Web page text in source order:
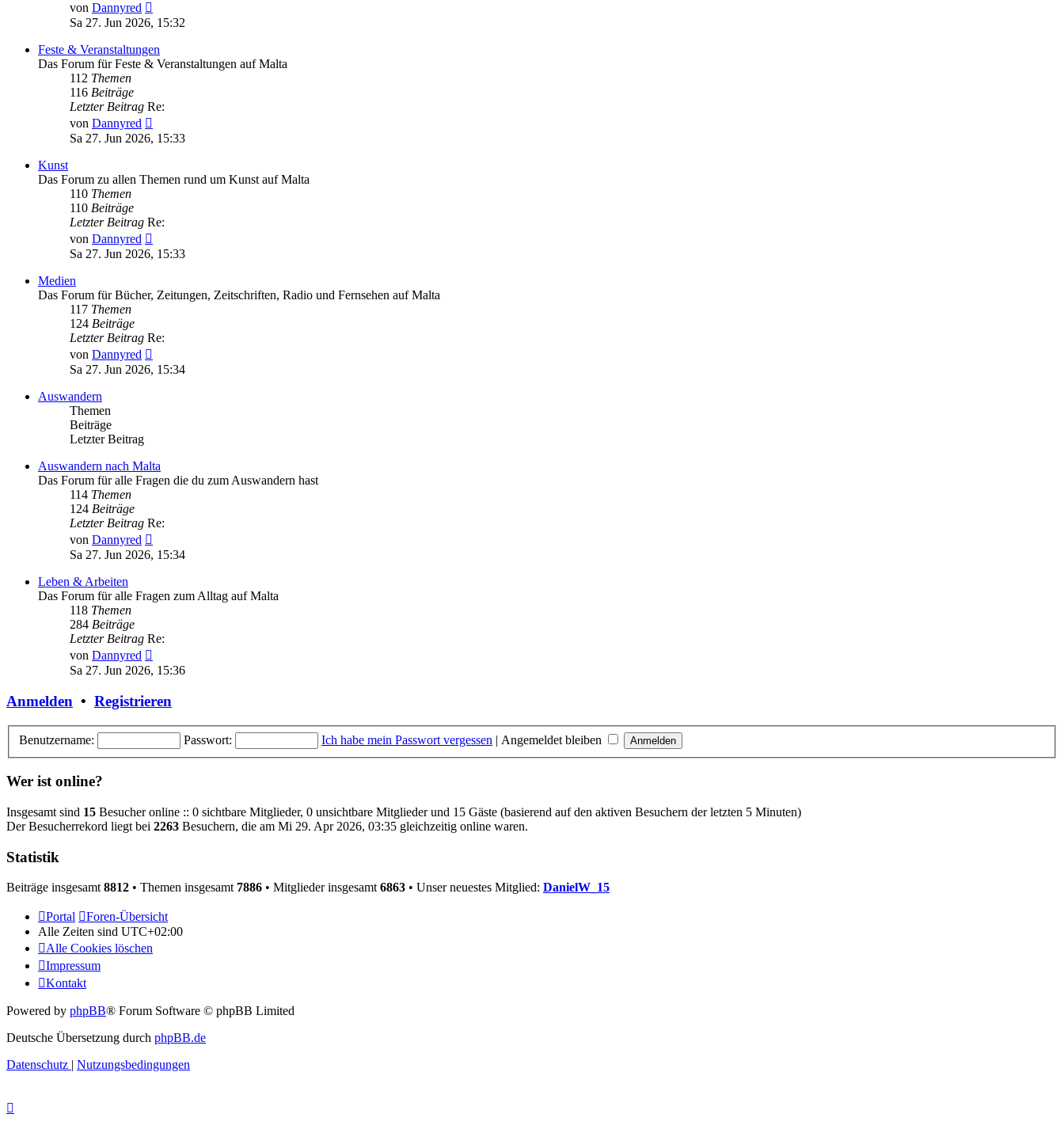
von Dannyred
Beitrag
Sa 27. Jun 2026, 15:32
Feste & Veranstaltungen
Das Forum für Feste & Veranstaltungen auf Malta
112 Themen
116 Beiträge
Letzter Beitrag Re:
von Dannyred
Beitrag
Sa 27. Jun 2026, 15:33
Kunst
Das Forum zu allen Themen rund um Kunst auf Malta
110 Themen
110 Beiträge
Letzter Beitrag Re:
von Dannyred
Beitrag
Sa 27. Jun 2026, 15:33
Medien
Das Forum für Bücher, Zeitungen, Zeitschriften, Radio und Fernsehen auf Malta
117 Themen
124 Beiträge
Letzter Beitrag Re:
von Dannyred
Beitrag
Sa 27. Jun 2026, 15:34
Auswandern
Themen
Beiträge
Letzter Beitrag
Auswandern nach Malta
Das Forum für alle Fragen die du zum Auswandern hast
114 Themen
124 Beiträge
Letzter Beitrag Re:
von Dannyred
Beitrag
Sa 27. Jun 2026, 15:34
Leben & Arbeiten
Das Forum für alle Fragen zum Alltag auf Malta
118 Themen
284 Beiträge
Letzter Beitrag Re:
von Dannyred
Beitrag
Sa 27. Jun 2026, 15:36
Anmelden • Registrieren
Benutzername: Passwort: Ich habe mein Passwort vergessen | Angemeldet bleiben
Wer ist online?
Insgesamt sind 15 Besucher online :: 0 sichtbare Mitglieder, 0 unsichtbare Mitglieder und 15 Gäste (basierend auf den aktiven Besuchern der letzten 5 Minuten)
Der Besucherrekord liegt bei 2263 Besuchern, die am Mi 29. Apr 2026, 03:35 gleichzeitig online waren.
Statistik
Beiträge insgesamt 8812 • Themen insgesamt 7886 • Mitglieder insgesamt 6863 • Unser neuestes Mitglied: DanielW_15
Portal
Foren-Übersicht
Alle Zeiten sind UTC+02:00
Alle Cookies löschen
Impressum
Kontakt
Powered by phpBB® Forum Software © phpBB Limited
Deutsche Übersetzung durch phpBB.de
Datenschutz | Nutzungsbedingungen